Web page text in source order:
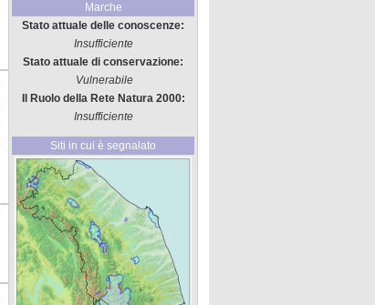
Marche
Stato attuale delle conoscenze:
Insufficiente
Stato attuale di conservazione:
Vulnerabile
Il Ruolo della Rete Natura 2000:
Insufficiente
Siti in cui è segnalato